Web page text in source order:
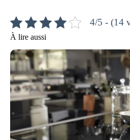
4/5 - (14
À lire aussi